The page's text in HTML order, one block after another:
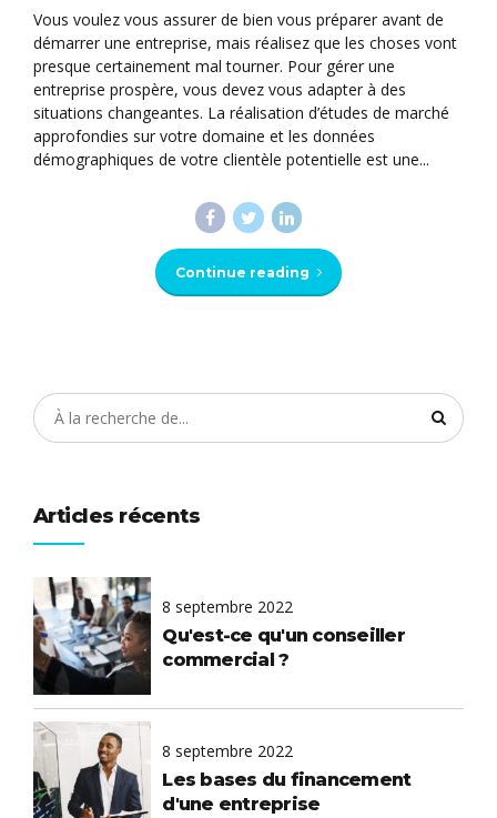
Vous voulez vous assurer de bien vous préparer avant de
démarrer une entreprise, mais réalisez que les choses vont
presque certainement mal tourner. Pour gérer une
entreprise prospère, vous devez vous adapter à des
situations changeantes. La réalisation d’études de marché
approfondies sur votre domaine et les données
démographiques de votre clientèle potentielle est une...
Continue reading
Articles récents
8 septembre 2022
Qu'est-ce qu'un conseiller
commercial ?
8 septembre 2022
Les bases du financement
d'une entreprise